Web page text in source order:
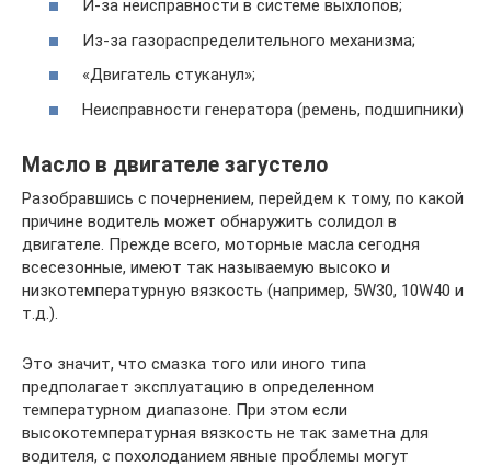
И-за неисправности в системе выхлопов;
Из-за газораспределительного механизма;
«Двигатель стуканул»;
Неисправности генератора (ремень, подшипники)
Масло в двигателе загустело
Разобравшись с почернением, перейдем к тому, по какой
причине водитель может обнаружить солидол в
двигателе. Прежде всего, моторные масла сегодня
всесезонные, имеют так называемую высоко и
низкотемпературную вязкость (например, 5W30, 10W40 и
т.д.).
Это значит, что смазка того или иного типа
предполагает эксплуатацию в определенном
температурном диапазоне. При этом если
высокотемпературная вязкость не так заметна для
водителя, с похолоданием явные проблемы могут